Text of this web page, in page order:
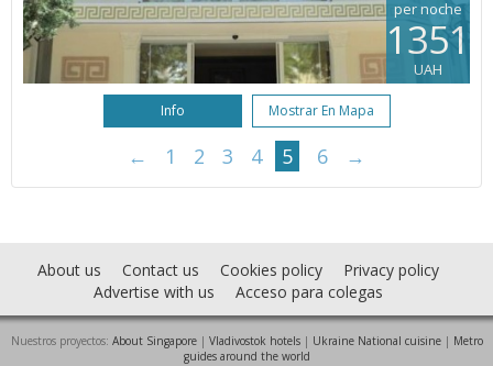
per noche
1351
UAH
Info Mostrar En Mapa
← 1 2 3 4 5 6 →
About us Contact us Cookies policy
Privacy policy
Advertise with us
Acceso para colegas
Nuestros proyectos: About Singapore| Vladivostok hotels| Ukraine National cuisine| Metro
guides around the world